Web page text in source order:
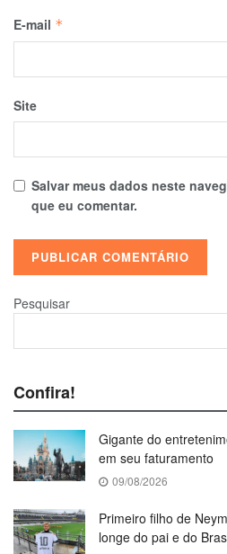
E-mail *
Site
Salvar meus dados neste
que eu comentar.
Pesquisar
Confira!
Gigante do
em seu faturamento
09/08/2026
Primeiro filho de
longe do pai e do